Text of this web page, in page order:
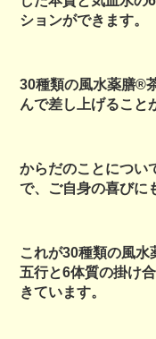
ションができます。
30種類の風水薬膳®
んで差し上げること
からだのことについ
で、ご自身の喜びに
これが30種類の風水
五行と6体質の掛け
きています。